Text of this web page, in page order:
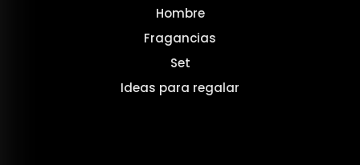
Hombre
Fragancias
Set
Ideas para regalar